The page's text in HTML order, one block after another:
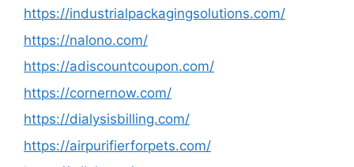
https://industrialpackagingsolutions.com/
https://nalono.com/
https://adiscountcoupon.com/
https://cornernow.com/
https://dialysisbilling.com/
https://airpurifierforpets.com/